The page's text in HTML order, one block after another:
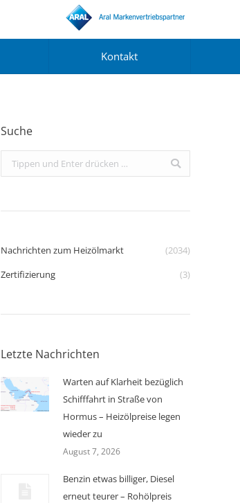
Kontakt
Suche
Search:
Nachrichten zum Heizölmarkt
(2034)
Zertifizierung
(3)
Letzte Nachrichten
Warten auf Klarheit bezüglich
Schifffahrt in Straße von
Hormus – Heizölpreise legen
wieder zu
August 7, 2026
Benzin etwas billiger, Diesel
erneut teurer – Rohölpreis